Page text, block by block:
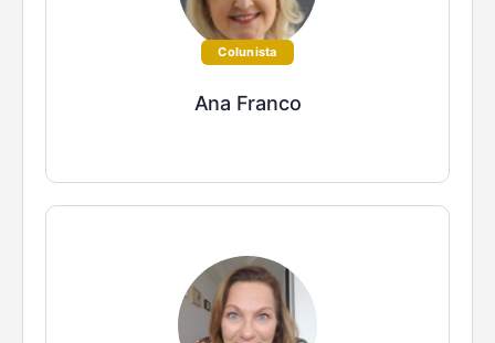
Colunista
Ana Franco